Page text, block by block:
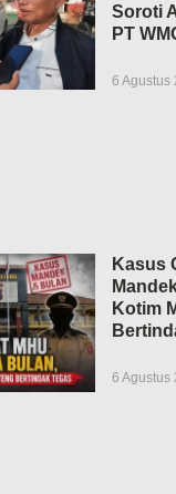
Soroti
PT
6 Agustus
Kasus
Kotim
6 Agustus